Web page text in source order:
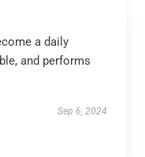
a daily
and performs
Sep 6, 2024